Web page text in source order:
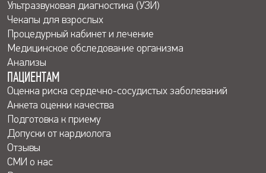
Ультразвуковая диагностика (УЗИ)
Чекапы для взрослых
Процедурный кабинет и лечение
Медицинское обследование организма
Анализы
ПАЦИЕНТАМ
Оценка риска сердечно-сосудистых заболеваний
Анкета оценки качества
Подготовка к приему
Допуски от кардиолога
Отзывы
СМИ о нас